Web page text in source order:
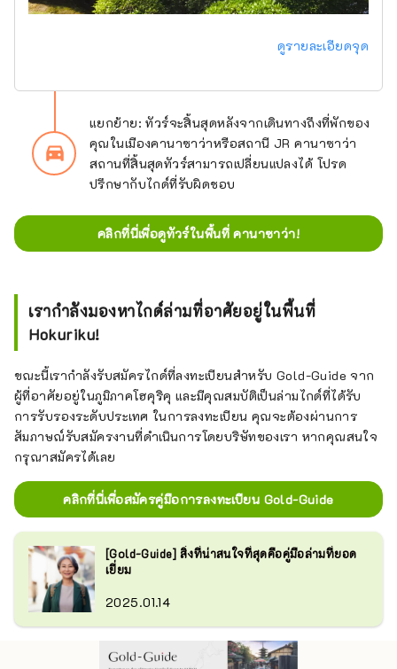
ดูรายละเอียดจุด
directions_car_filled
แยกย้าย: ทัวร์จะสิ้นสุดหลังจากเดินทางถึงที่พักของ
คุณในเมืองคานาซาว่าหรือสถานี JR คานาซาว่า
สถานที่สิ้นสุดทัวร์สามารถเปลี่ยนแปลงได้ โปรด
ปรึกษากับไกด์ที่รับผิดชอบ
คลิกที่นี่เพื่อดูทัวร์ในพื้นที่ คานาซาว่า!
เรากำลังมองหาไกด์ล่ามที่อาศัยอยู่ในพื้นที่
Hokuriku!
ขณะนี้เรากำลังรับสมัครไกด์ที่ลงทะเบียนสำหรับ Gold-Guide จาก
ผู้ที่อาศัยอยู่ในภูมิภาคโฮคุริคุ และมีคุณสมบัติเป็นล่ามไกด์ที่ได้รับ
การรับรองระดับประเทศ ในการลงทะเบียน คุณจะต้องผ่านการ
สัมภาษณ์รับสมัครงานที่ดำเนินการโดยบริษัทของเรา หากคุณสนใจ
กรุณาสมัครได้เลย
คลิกที่นี่เพื่อสมัครคู่มือการลงทะเบียน Gold-Guide
[Gold-Guide] สิ่งที่น่าสนใจที่สุดคือคู่มือล่ามที่ยอด
เยี่ยม
2025.01.14